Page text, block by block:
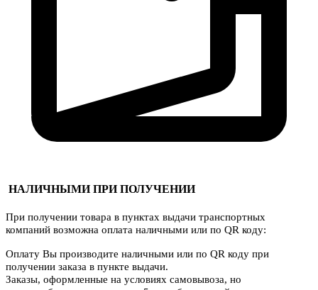
НАЛИЧНЫМИ ПРИ ПОЛУЧЕНИИ
При получении товара в пунктах выдачи транспортных
компаний возможна оплата наличными или по QR коду:
Оплату Вы производите наличными или по QR коду при
получении заказа в пункте выдачи.
Заказы, оформленные на условиях самовывоза, но